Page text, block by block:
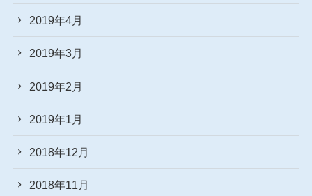
2019年4月
2019年3月
2019年2月
2019年1月
2018年12月
2018年11月